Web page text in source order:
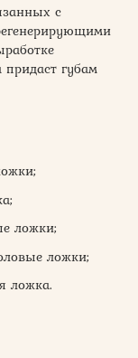
с
придаст губам
ложки;
ложки;
ложка.